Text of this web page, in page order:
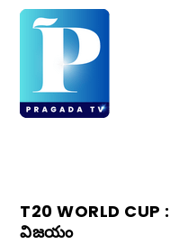
T20 WORLD
విజయం